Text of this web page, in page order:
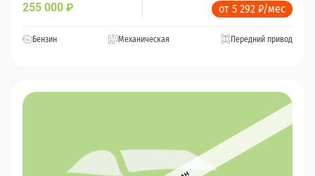
255 000 ₽ от 5 292 ₽/мес
Бензин Механическая Передний привод